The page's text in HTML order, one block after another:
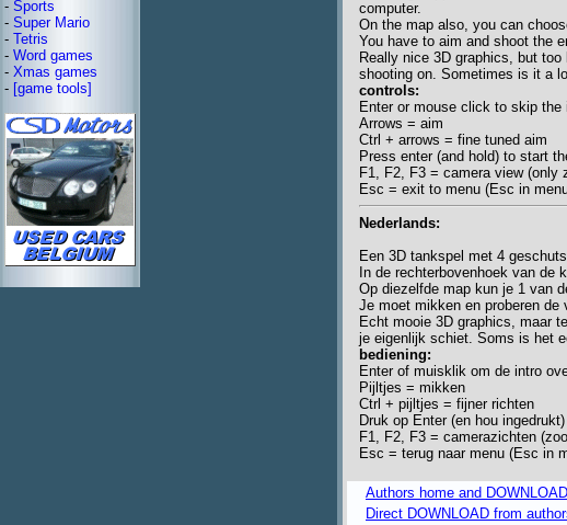
- Sports
- Super Mario
- Tetris
- Word games
- Xmas games
- [game tools]
computer.
On the map also, you can
You have to aim and shoot the
Really nice 3D graphics, but
shooting on. Sometimes is it a
controls:
Enter or mouse click to skip the
Arrows = aim
Ctrl + arrows = fine tuned aim
Press enter (and hold) to start
F1, F2, F3 = camera view (only
Esc = exit to menu (Esc in
Nederlands:
Een 3D tankspel met 4
In de rechterbovenhoek van de
Op diezelfde map kun je 1 van
Je moet mikken en proberen de
Echt mooie 3D graphics, maar
je eigenlijk schiet. Soms is het
bediening:
Enter of muisklik om de intro
Pijltjes = mikken
Ctrl + pijltjes = fijner richten
Druk op Enter (en hou
F1, F2, F3 = camerazichten
Esc = terug naar menu (Esc in
Authors home and
Direct DOWNLOAD from